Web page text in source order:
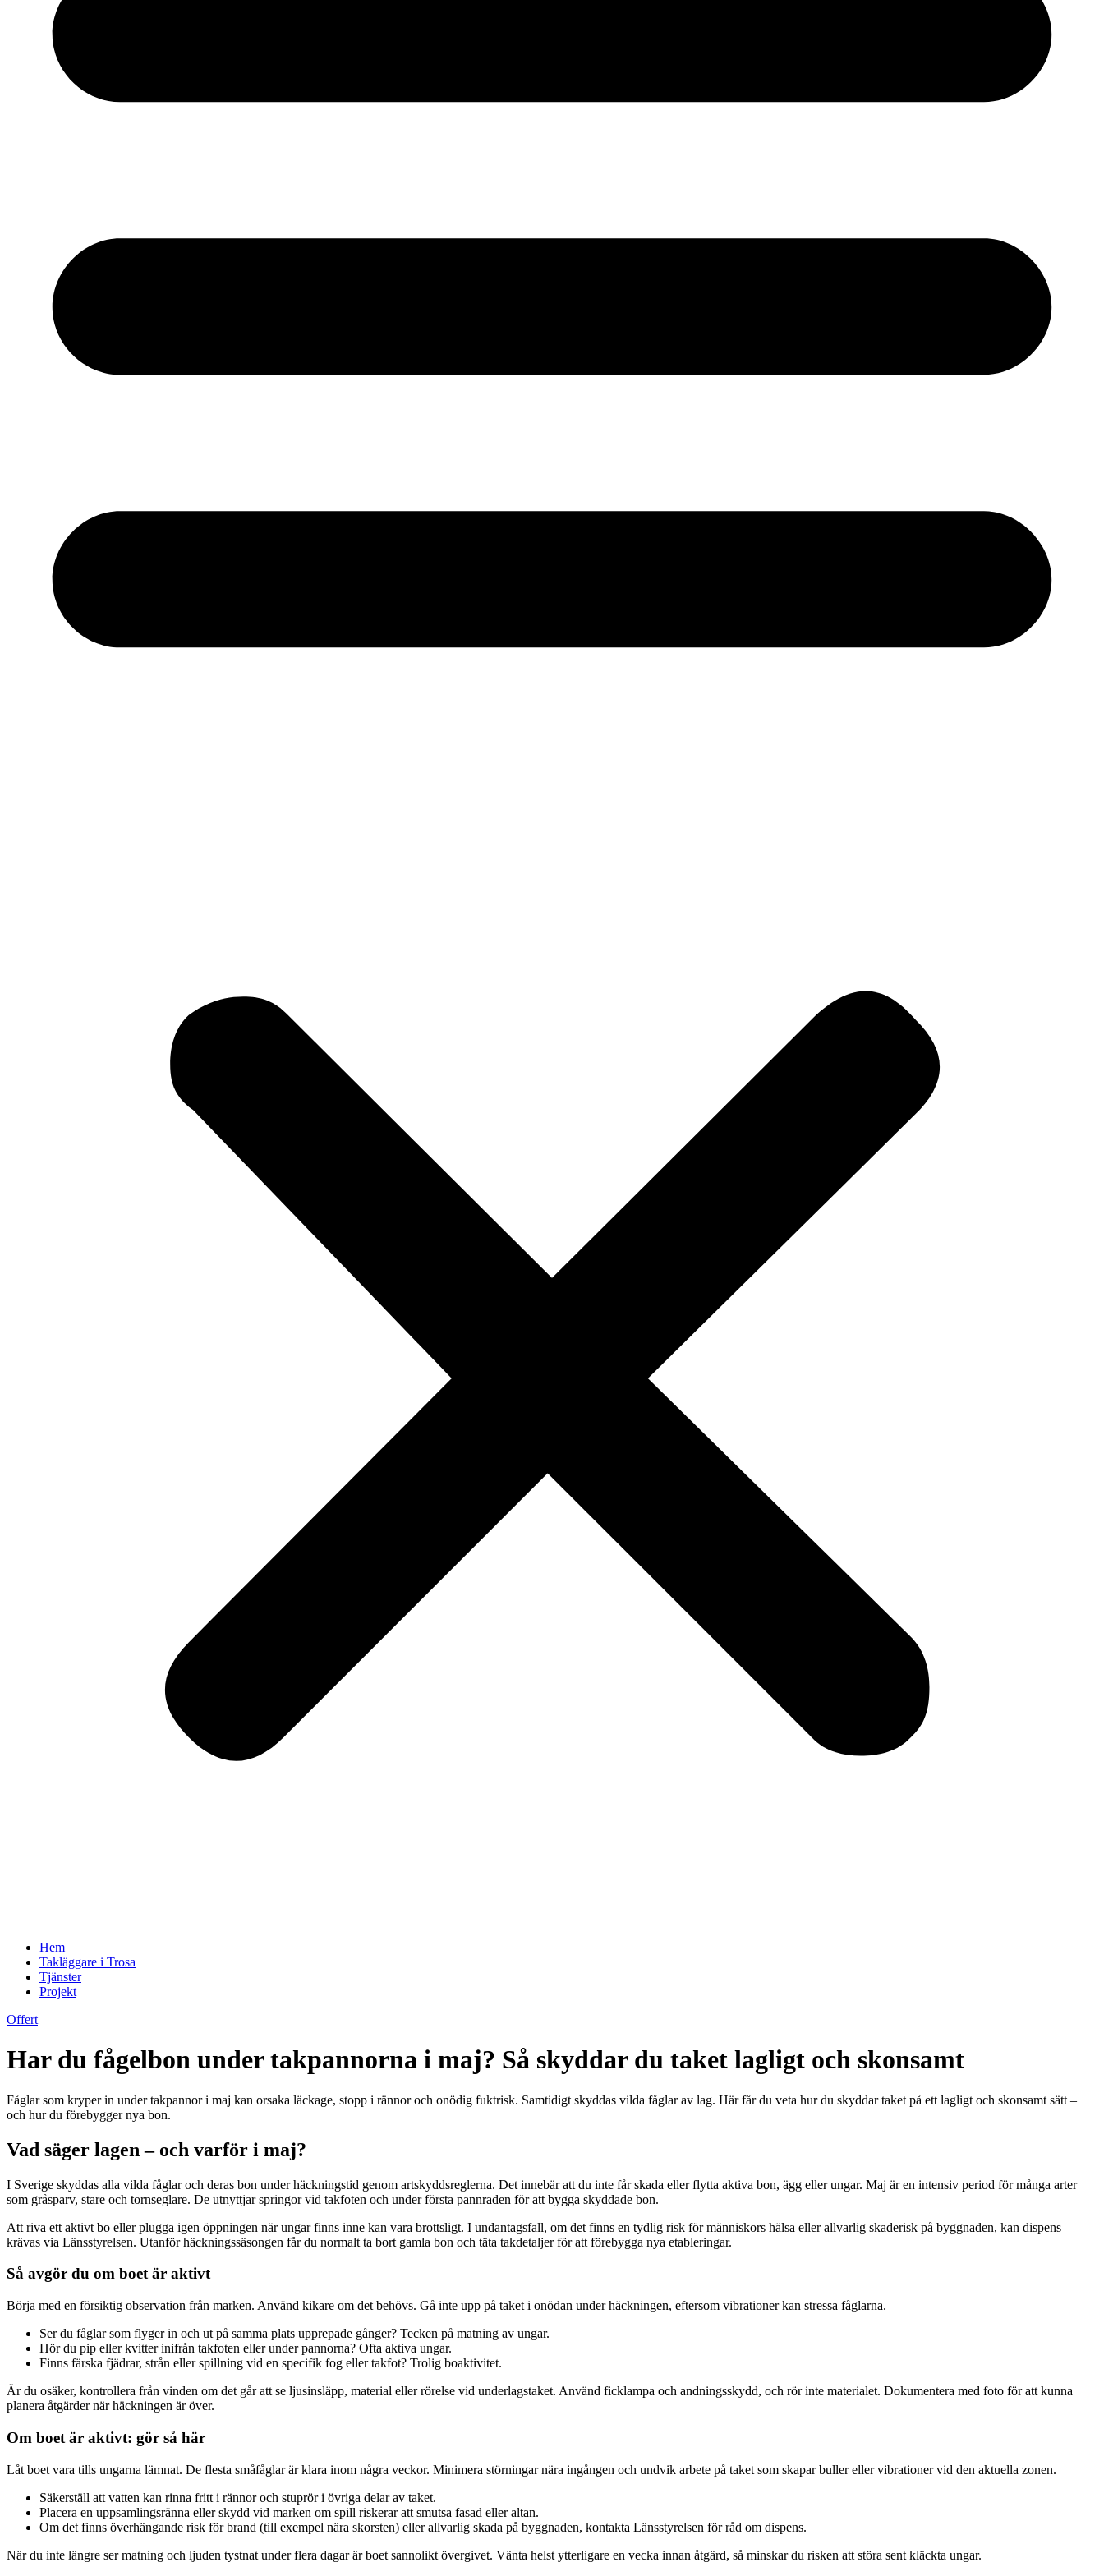
Hem
Takläggare i Trosa
Tjänster
Projekt
Offert
Har du fågelbon under takpannorna i maj? Så skyddar du taket lagligt och skonsamt
Fåglar som kryper in under takpannor i maj kan orsaka läckage, stopp i rännor och onödig fuktrisk. Samtidigt skyddas vilda fåglar av lag. Här får du veta hur du skyddar taket på ett lagligt och skonsamt sätt –
och hur du förebygger nya bon.
Vad säger lagen – och varför i maj?
I Sverige skyddas alla vilda fåglar och deras bon under häckningstid genom artskyddsreglerna. Det innebär att du inte får skada eller flytta aktiva bon, ägg eller ungar. Maj är en intensiv period för många arter
som gråsparv, stare och tornseglare. De utnyttjar springor vid takfoten och under första pannraden för att bygga skyddade bon.
Att riva ett aktivt bo eller plugga igen öppningen när ungar finns inne kan vara brottsligt. I undantagsfall, om det finns en tydlig risk för människors hälsa eller allvarlig skaderisk på byggnaden, kan dispens
krävas via Länsstyrelsen. Utanför häckningssäsongen får du normalt ta bort gamla bon och täta takdetaljer för att förebygga nya etableringar.
Så avgör du om boet är aktivt
Börja med en försiktig observation från marken. Använd kikare om det behövs. Gå inte upp på taket i onödan under häckningen, eftersom vibrationer kan stressa fåglarna.
Ser du fåglar som flyger in och ut på samma plats upprepade gånger? Tecken på matning av ungar.
Hör du pip eller kvitter inifrån takfoten eller under pannorna? Ofta aktiva ungar.
Finns färska fjädrar, strån eller spillning vid en specifik fog eller takfot? Trolig boaktivitet.
Är du osäker, kontrollera från vinden om det går att se ljusinsläpp, material eller rörelse vid underlagstaket. Använd ficklampa och andningsskydd, och rör inte materialet. Dokumentera med foto för att kunna
planera åtgärder när häckningen är över.
Om boet är aktivt: gör så här
Låt boet vara tills ungarna lämnat. De flesta småfåglar är klara inom några veckor. Minimera störningar nära ingången och undvik arbete på taket som skapar buller eller vibrationer vid den aktuella zonen.
Säkerställ att vatten kan rinna fritt i rännor och stuprör i övriga delar av taket.
Placera en uppsamlingsränna eller skydd vid marken om spill riskerar att smutsa fasad eller altan.
Om det finns överhängande risk för brand (till exempel nära skorsten) eller allvarlig skada på byggnaden, kontakta Länsstyrelsen för råd om dispens.
När du inte längre ser matning och ljuden tystnat under flera dagar är boet sannolikt övergivet. Vänta helst ytterligare en vecka innan åtgärd, så minskar du risken att störa sent kläckta ungar.